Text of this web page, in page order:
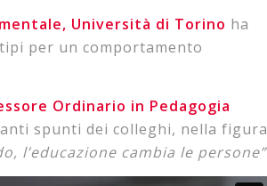
Università di Torino ha
per un comportamento
Ordinario in Pedagogia
spunti dei colleghi, nella
l’educazione cambia le